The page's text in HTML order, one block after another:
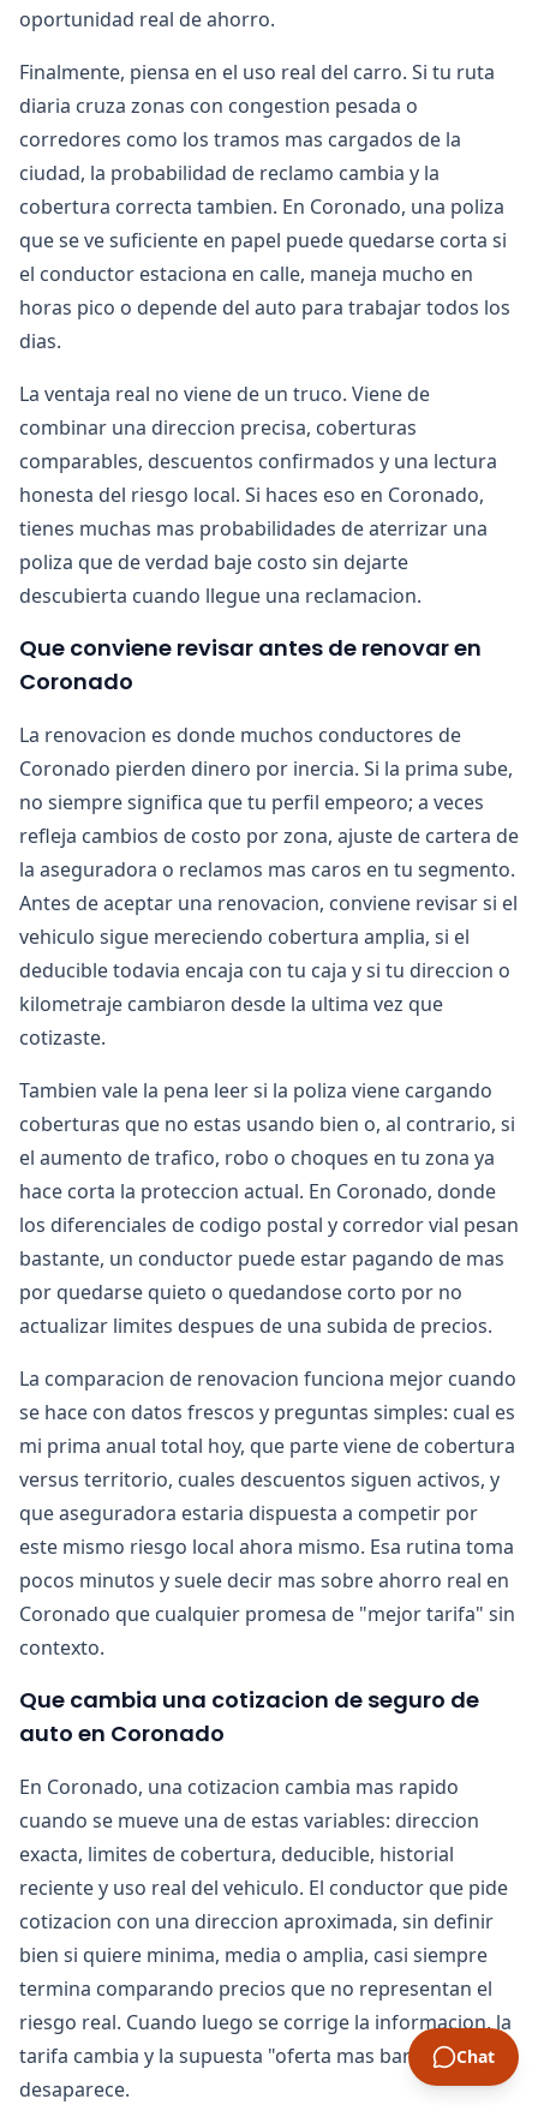
oportunidad real de ahorro.
Finalmente, piensa en el uso real del carro. Si tu ruta
diaria cruza zonas con congestion pesada o
corredores como los tramos mas cargados de la
ciudad, la probabilidad de reclamo cambia y la
cobertura correcta tambien. En Coronado, una poliza
que se ve suficiente en papel puede quedarse corta si
el conductor estaciona en calle, maneja mucho en
horas pico o depende del auto para trabajar todos los
dias.
La ventaja real no viene de un truco. Viene de
combinar una direccion precisa, coberturas
comparables, descuentos confirmados y una lectura
honesta del riesgo local. Si haces eso en Coronado,
tienes muchas mas probabilidades de aterrizar una
poliza que de verdad baje costo sin dejarte
descubierta cuando llegue una reclamacion.
Que conviene revisar antes de renovar en
Coronado
La renovacion es donde muchos conductores de
Coronado pierden dinero por inercia. Si la prima sube,
no siempre significa que tu perfil empeoro; a veces
refleja cambios de costo por zona, ajuste de cartera de
la aseguradora o reclamos mas caros en tu segmento.
Antes de aceptar una renovacion, conviene revisar si el
vehiculo sigue mereciendo cobertura amplia, si el
deducible todavia encaja con tu caja y si tu direccion o
kilometraje cambiaron desde la ultima vez que
cotizaste.
Tambien vale la pena leer si la poliza viene cargando
coberturas que no estas usando bien o, al contrario, si
el aumento de trafico, robo o choques en tu zona ya
hace corta la proteccion actual. En Coronado, donde
los diferenciales de codigo postal y corredor vial pesan
bastante, un conductor puede estar pagando de mas
por quedarse quieto o quedandose corto por no
actualizar limites despues de una subida de precios.
La comparacion de renovacion funciona mejor cuando
se hace con datos frescos y preguntas simples: cual es
mi prima anual total hoy, que parte viene de cobertura
versus territorio, cuales descuentos siguen activos, y
que aseguradora estaria dispuesta a competir por
este mismo riesgo local ahora mismo. Esa rutina toma
pocos minutos y suele decir mas sobre ahorro real en
Coronado que cualquier promesa de "mejor tarifa" sin
contexto.
Que cambia una cotizacion de seguro de
auto en Coronado
En Coronado, una cotizacion cambia mas rapido
cuando se mueve una de estas variables: direccion
exacta, limites de cobertura, deducible, historial
reciente y uso real del vehiculo. El conductor que pide
cotizacion con una direccion aproximada, sin definir
bien si quiere minima, media o amplia, casi siempre
termina comparando precios que no representan el
riesgo real. Cuando luego se corrige la informacion, la
tarifa cambia y la supuesta "oferta mas barata"
desaparece.
Chat